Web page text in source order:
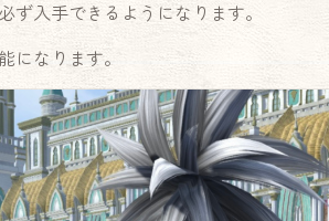
入手できるようになります。
になります。